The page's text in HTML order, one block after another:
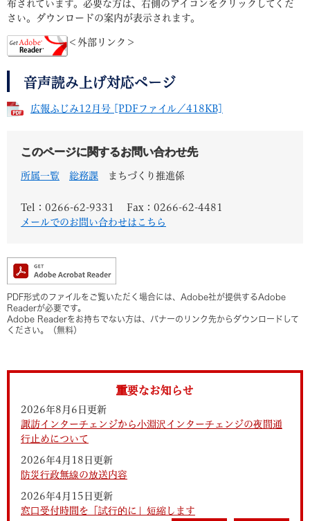
布されています。必要な方は、右側のアイコンをクリックしてくだ
さい。ダウンロードの案内が表示されます。
＜外部リンク＞
音声読み上げ対応ページ
広報ふじみ12月号 [PDFファイル／418KB]
このページに関するお問い合わせ先
所属一覧 総務課 まちづくり推進係
Tel：0266-62-9331
Fax：0266-62-4481
メールでのお問い合わせはこちら
PDF形式のファイルをご覧いただく場合には、Adobe社が提供するAdobe
Readerが必要です。
Adobe Readerをお持ちでない方は、バナーのリンク先からダウンロードして
ください。（無料）
重要なお知らせ
2026年8月6日更新
諏訪インターチェンジから小淵沢インターチェンジの夜間通
行止めについて
2026年4月18日更新
防災行政無線の放送内容
2026年4月15日更新
窓口受付時間を「試行的に」短縮します